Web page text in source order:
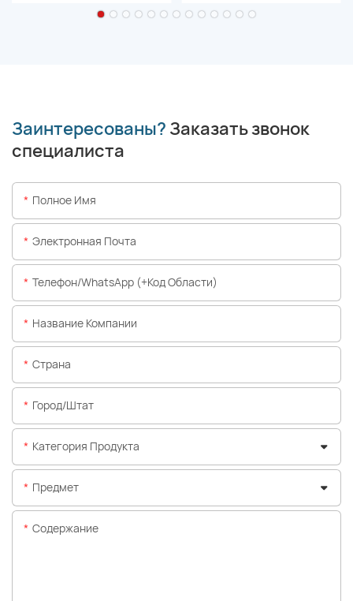
струйный принтер CIJ
Заинтересованы? Заказать звонок
специалиста
Полное Имя
Электронная Почта
Телефон/WhatsApp (+код Области)
Название Компании
Страна
Город/штат
Категория Продукта
Предмет
Содержание